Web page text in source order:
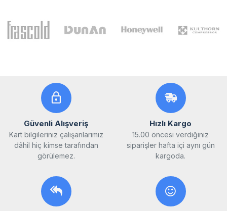
Güvenli Alışveriş
Kart bilgileriniz çalışanlarımız
dâhil hiç kimse tarafından
görülemez.
Hızlı Kargo
15.00 öncesi verdiğiniz
siparişler hafta içi aynı gün
kargoda.